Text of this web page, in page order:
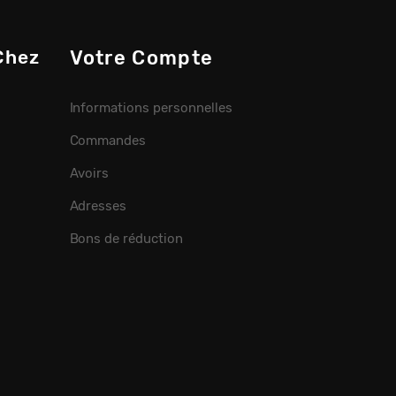
Votre Compte
Informations personnelles
Commandes
Avoirs
Adresses
Bons de réduction